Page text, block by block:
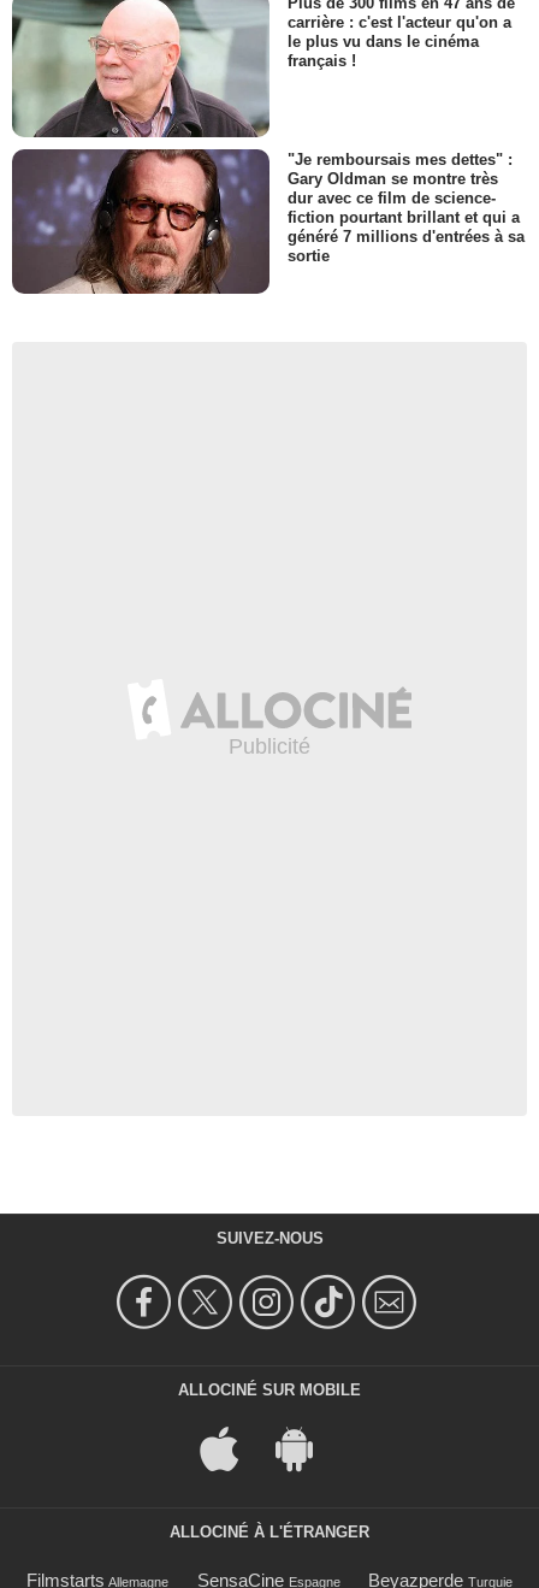
carrière : c'est l'acteur qu'on a
le plus vu dans le cinéma
français !
"Je remboursais mes dettes" :
Gary Oldman se montre très
dur avec ce film de science-
fiction pourtant brillant et qui a
généré 7 millions d'entrées à sa
sortie
SUIVEZ-NOUS
ALLOCINÉ SUR MOBILE
ALLOCINÉ À L'ÉTRANGER
Filmstarts Allemagne SensaCine Espagne Beyazperde Turquie